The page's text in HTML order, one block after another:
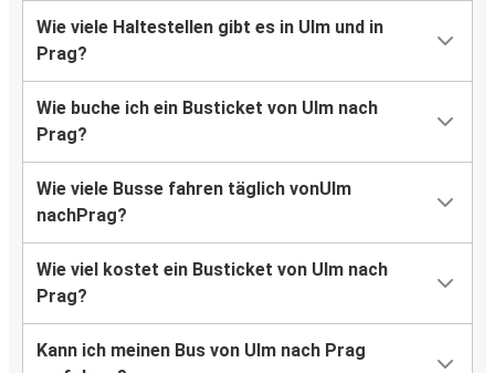
Wie viele Haltestellen gibt es in Ulm und in
Prag?
Wie buche ich ein Busticket von Ulm nach
Prag?
Wie viele Busse fahren täglich vonUlm
nachPrag?
Wie viel kostet ein Busticket von Ulm nach
Prag?
Kann ich meinen Bus von Ulm nach Prag